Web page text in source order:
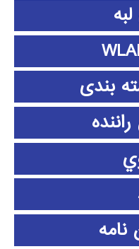
بندی
نامه